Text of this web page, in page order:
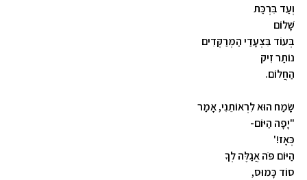
וְעַד בִּרְכַּת
שָׁלוֹם
בְּעוֹד בִּצְעָדַי הַמְּרַקְּדִים
נוֹתַר זִיק
הַחֲלוֹם.
שָׂמַח הוּא לִרְאוֹתֵנִי, אָמַר
"יָפָה הַיּוֹם-
כְּאָז!'
הַיּוֹם פֹּה אֲגַלֶּה לְךָ
סוֹד כָּמוּס,